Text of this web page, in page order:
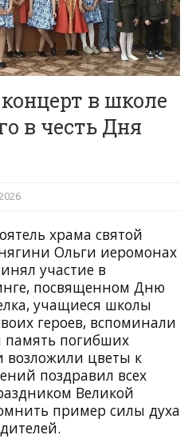
в школе
в честь Дня
храма святой
Ольги иеромонах
участие в
посвященном Дню
учащиеся школы
героев, вспоминали
память погибших
цветы к
поздравил всех
Великой
пример силы духа